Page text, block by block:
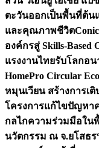
ตะวันออกเป็นพื้นที่ต้น
และคุณภาพชีวิต
องค์กรสู่ Skills-Based
แรงงานไทยรับโลกอ
HomePro Circular
หมุนเวียน สร้างการเ
โครงการแก้ไขปัญหา
กลไกความร่วมมือใน
นวัตกรรม ณ จ.ยโสธร